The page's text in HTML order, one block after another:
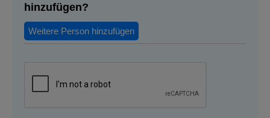
hinzufügen?
Weitere Person hinzufügen